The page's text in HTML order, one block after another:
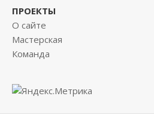
ПРОЕКТЫ
О сайте
Мастерская
Команда